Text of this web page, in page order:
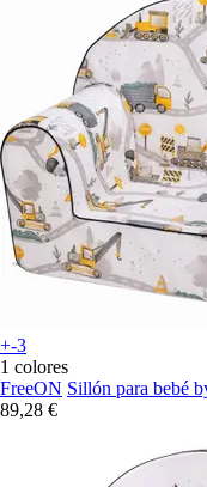
+-3
1 colores
FreeON Sillón para bebé
89,28 €